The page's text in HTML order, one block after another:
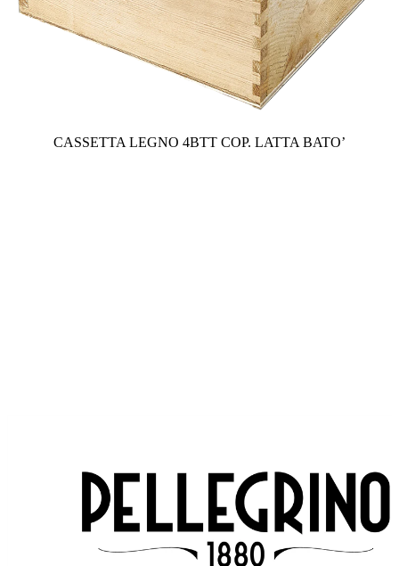
CASSETTA LEGNO 4BTT COP. LATTA BATO’